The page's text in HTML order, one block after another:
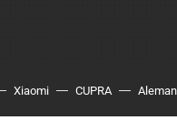
Xiaomi CUPRA